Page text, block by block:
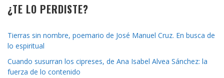
¿TE LO PERDISTE?
Tierras sin nombre, poemario de José Manuel Cruz. En busca de
lo espiritual
Cuando susurran los cipreses, de Ana Isabel Alvea Sánchez: la
fuerza de lo contenido